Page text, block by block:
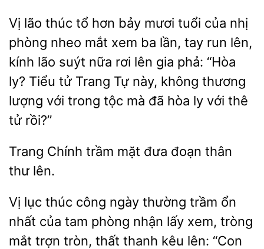
Vị lão thúc
hơn bảy mươi tuổi của nhị
phòng nheo mắt xem ba lần, tay run lên,
kính lão
nữa rơi lên gia phả:
ly? Tiểu tử Trang Tự này, không thương
lượng với trong tộc mà đã hòa ly với thê
tử rồi?”
Trang trầm
đoạn thân
thư lên.
Vị lục thúc công ngày thường trầm ổn
nhất của tam phòng nhận lấy xem, tròng
trợn tròn, thất thanh kêu lên: “Con